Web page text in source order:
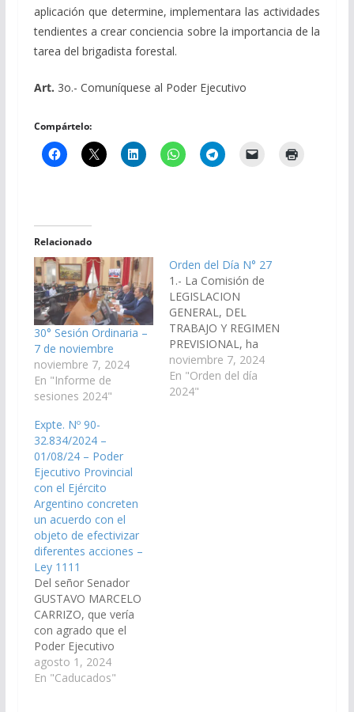
aplicación que determine,implementaralasactividades
tendientes acrearconciencia sobre la importancia dela
tarea del brigadista forestal.
Art. 3o.- Comuníquese al Poder Ejecutivo
Compártelo:
Relacionado
30° Sesión Ordinaria –
7 de noviembre
noviembre 7, 2024
En "Informe de
sesiones 2024"
Orden del Día N° 27
1.- La Comisión de
LEGISLACION
GENERAL, DEL
TRABAJO Y REGIMEN
PREVISIONAL, ha
considerado el
Proyecto de Ley del
señor Senador JAVIER
noviembre 7, 2024
En "Orden del día
2024"
Expte. Nº 90-
32.834/2024 –
01/08/24 – Poder
Ejecutivo Provincial
con el Ejército
Argentino concreten
un acuerdo con el
objeto de efectivizar
diferentes acciones –
Ley 1111
Del señor Senador
GUSTAVO MARCELO
CARRIZO, que vería
con agrado que el
Poder Ejecutivo
Provincial, con el
Ejército Argentino
agosto 1, 2024
En "Caducados"